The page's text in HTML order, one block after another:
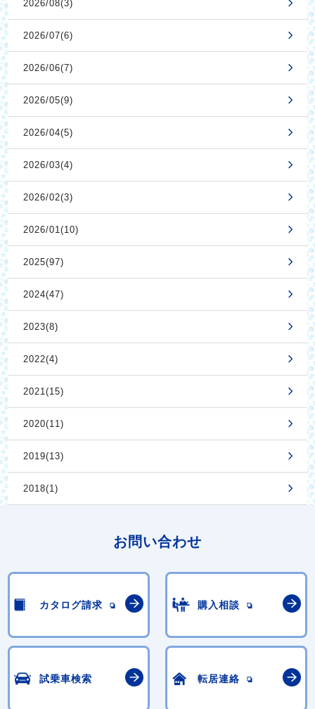
2026/08(3)
2026/07(6)
2026/06(7)
2026/05(9)
2026/04(5)
2026/03(4)
2026/02(3)
2026/01(10)
2025(97)
2024(47)
2023(8)
2022(4)
2021(15)
2020(11)
2019(13)
2018(1)
お問い合わせ
カタログ請求 購入相談
試乗車検索 転居連絡